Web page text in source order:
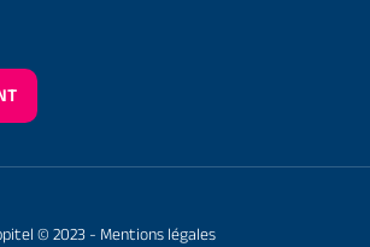
© 2023 - Mentions légales